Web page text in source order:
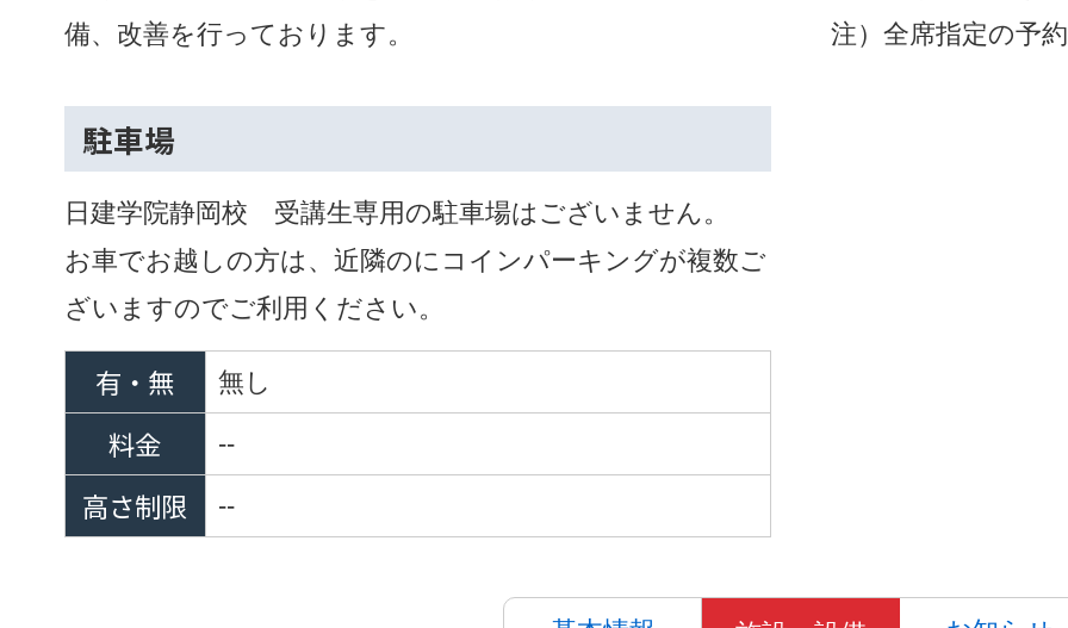
備、改善を行っております。
注）全席指定の予
駐車場
日建学院静岡校 受講生専用の駐車場はございません。
お車でお越しの方は、近隣のにコインパーキングが複数ご
ざいますのでご利用ください。
有・無 無し
料金 --
高さ制限 --